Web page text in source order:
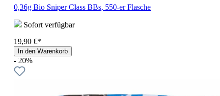
0,36g Bio Sniper Class BBs, 550-er Flasche
Sofort verfügbar
19,90 €*
In den Warenkorb
- 20%